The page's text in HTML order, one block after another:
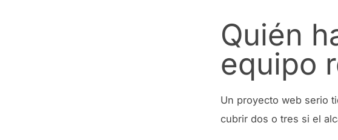
Quién
equipo
Un proyecto web serio
cubrir dos o tres si el